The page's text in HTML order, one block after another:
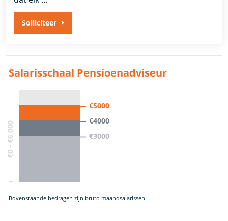
Solliciteer
Salarisschaal Pensioenadviseur
€0 - €6,000
€5000
€4000
€3000
Bovenstaande bedragen zijn bruto maandsalarissen.